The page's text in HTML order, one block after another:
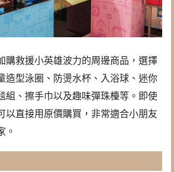
購救援小英雄波力的周邊商品，選擇
造型泳圈、防燙水杯、入浴球、迷你
組、擦手巾以及趣味彈珠檯等。即使
以直接用原價購買，非常適合小朋友
。